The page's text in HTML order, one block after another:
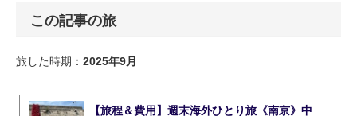
この記事の旅
旅した時期： 2025年9月
【旅程＆費用】週末海外ひとり旅《南京》中